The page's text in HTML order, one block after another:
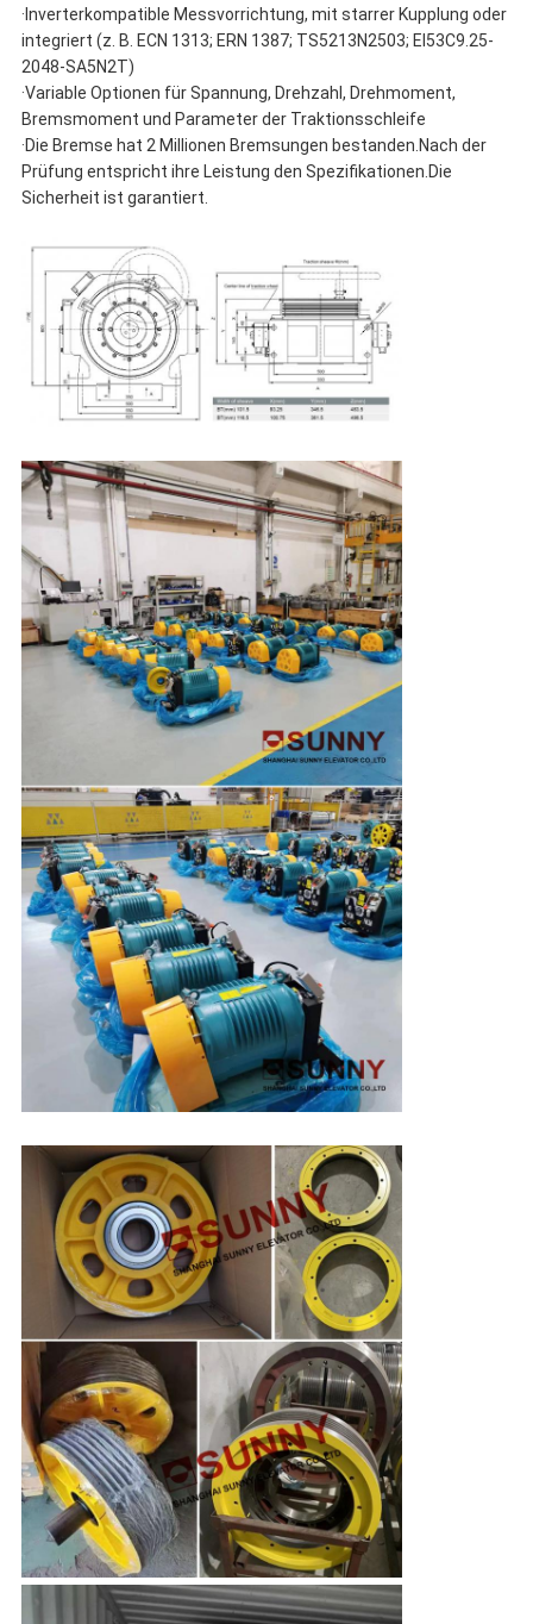
·Inverterkompatible Messvorrichtung, mit starrer Kupplung oder
integriert (z. B. ECN 1313; ERN 1387; TS5213N2503; EI53C9.25-
2048-SA5N2T)
·Variable Optionen für Spannung, Drehzahl, Drehmoment,
Bremsmoment und Parameter der Traktionsschleife
·Die Bremse hat 2 Millionen Bremsungen bestanden.Nach der
Prüfung entspricht ihre Leistung den Spezifikationen.Die
Sicherheit ist garantiert.